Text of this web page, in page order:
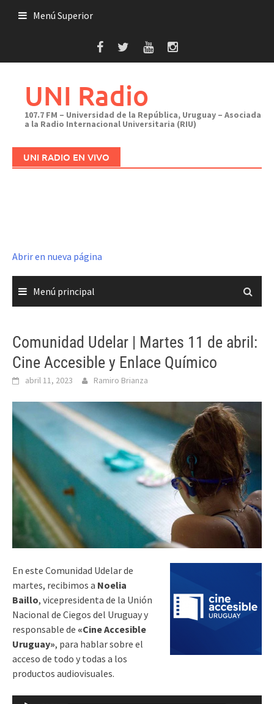
Menú Superior
UNI Radio
107.7 FM – Universidad de la República, Uruguay – Asociada
a la Radio Internacional Universitaria (RIU)
UNI RADIO EN VIVO
Abrir en nueva página
Menú principal
Comunidad Udelar | Martes 11 de abril:
Cine Accesible y Enlace Químico
abril 11, 2023 Ramiro Brianza
En este Comunidad Udelar de
martes, recibimos a Noelia
Baillo, vicepresidenta de la Unión
Nacional de Ciegos del Uruguay y
responsable de «Cine Accesible
Uruguay», para hablar sobre el
acceso de todo y todas a los
productos audiovisuales.